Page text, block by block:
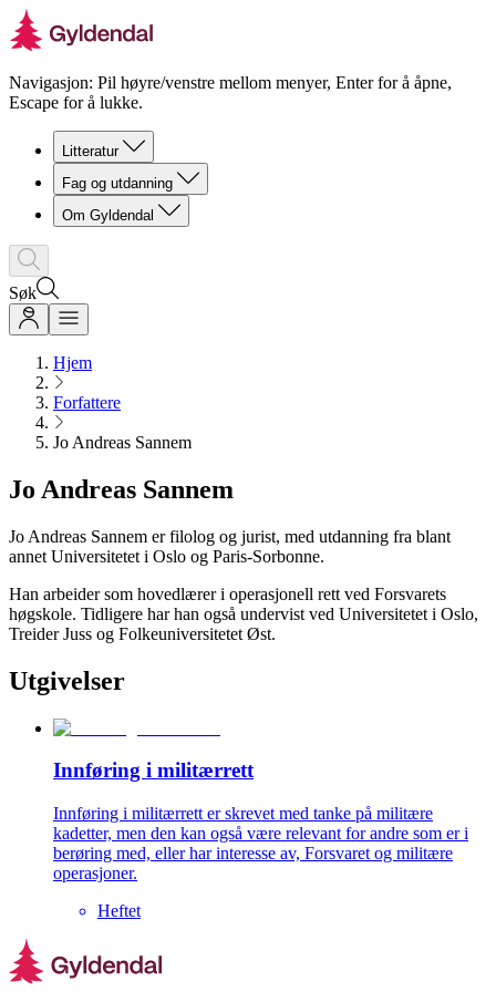
Navigasjon: Pil høyre/venstre mellom menyer, Enter for å åpne,
Escape for å lukke.
Litteratur
Fag og utdanning
Om Gyldendal
Søk
Hjem
Forfattere
Jo Andreas Sannem
Jo Andreas Sannem
Jo Andreas Sannem er filolog og jurist, med utdanning fra blant
annet Universitetet i Oslo og Paris-Sorbonne.
Han arbeider som hovedlærer i operasjonell rett ved Forsvarets
høgskole. Tidligere har han også undervist ved Universitetet i Oslo,
Treider Juss og Folkeuniversitetet Øst.
Utgivelser
Innføring i militærrett
Innføring i militærrett er skrevet med tanke på militære
kadetter, men den kan også være relevant for andre som er i
berøring med, eller har interesse av, Forsvaret og militære
operasjoner.
Heftet